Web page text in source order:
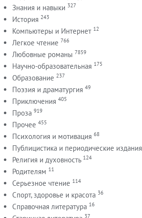
Знания и навыки 327
История 243
Компьютеры и Интернет 12
Легкое чтение 766
Любовные романы 7859
Научно-образовательная 175
Образование 237
Поэзия и драматургия 49
Приключения 405
Проза 919
Прочее 455
Психология и мотивация 68
Публицистика и периодические издания
Религия и духовность 124
Родителям 11
Серьезное чтение 114
Спорт, здоровье и красота 36
Справочная литература 16
37